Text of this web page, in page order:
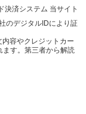
当サイト
のデジタルIDにより証
容やクレジットカー
ます。第三者から解読